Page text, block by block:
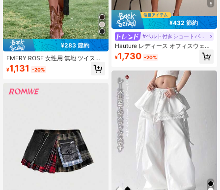
¥283 節約
EMERY ROSE 女性用 無地 ツイスト
フリンジ アシンメトリーヘム スカー
ト バケーション ビーチ 秋 レディー
¥1,131 -20%
5
¥432 節約
#ベルト付きショートパンツ
Hauture レディース オフィスウェア
プリーツ バブル ショート
¥1,730 -20%